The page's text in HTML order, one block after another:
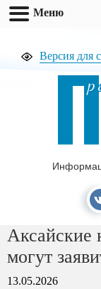
Версия для
Аксайские
могут
13.05.2026
Меню